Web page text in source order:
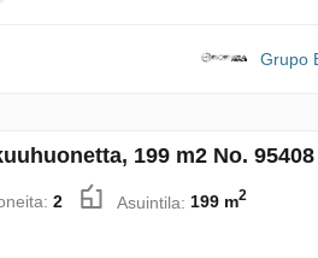
Grupo
199 m2 No. 95408
2 Asuintila: 199 m2